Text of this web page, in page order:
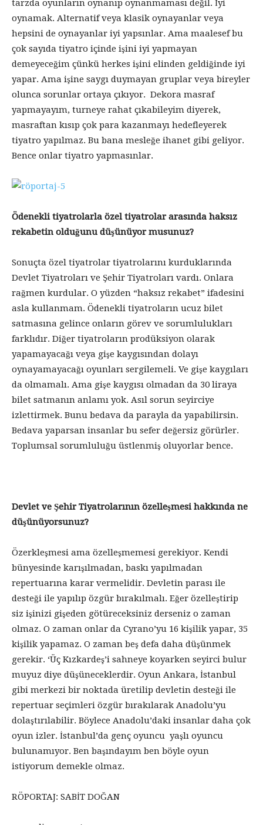
tarzda oyunların oynanıp oynanmaması değil. İyi
oynamak. Alternatif veya klasik oynayanlar veya
hepsini de oynayanlar iyi yapsınlar. Ama maalesef bu
çok sayıda tiyatro içinde işini iyi yapmayan
demeyeceğim çünkü herkes işini elinden geldiğinde iyi
yapar. Ama işine saygı duymayan gruplar veya bireyler
olunca sorunlar ortaya çıkıyor. Dekora masraf
yapmayayım, turneye rahat çıkabileyim diyerek,
masraftan kısıp çok para kazanmayı hedefleyerek
tiyatro yapılmaz. Bu bana mesleğe ihanet gibi geliyor.
Bence onlar tiyatro yapmasınlar.
Ödenekli tiyatrolarla özel tiyatrolar arasında haksız
rekabetin olduğunu düşünüyor musunuz?
Sonuçta özel tiyatrolar tiyatrolarını kurduklarında
Devlet Tiyatroları ve Şehir Tiyatroları vardı. Onlara
rağmen kurdular. O yüzden “haksız rekabet” ifadesini
asla kullanmam. Ödenekli tiyatroların ucuz bilet
satmasına gelince onların görev ve sorumlulukları
farklıdır. Diğer tiyatroların prodüksiyon olarak
yapamayacağı veya gişe kaygısından dolayı
oynayamayacağı oyunları sergilemeli. Ve gişe kaygıları
da olmamalı. Ama gişe kaygısı olmadan da 30 liraya
bilet satmanın anlamı yok. Asıl sorun seyirciye
izlettirmek. Bunu bedava da parayla da yapabilirsin.
Bedava yaparsan insanlar bu sefer değersiz görürler.
Toplumsal sorumluluğu üstlenmiş oluyorlar bence.
Devlet ve Şehir Tiyatrolarının özelleşmesi hakkında ne
düşünüyorsunuz?
Özerkleşmesi ama özelleşmemesi gerekiyor. Kendi
bünyesinde karışılmadan, baskı yapılmadan
repertuarına karar vermelidir. Devletin parası ile
desteği ile yapılıp özgür bırakılmalı. Eğer özelleştirip
siz işinizi gişeden götüreceksiniz derseniz o zaman
olmaz. O zaman onlar da Cyrano’yu 16 kişilik yapar, 35
kişilik yapamaz. O zaman beş defa daha düşünmek
gerekir. ‘Üç Kızkardeş’i sahneye koyarken seyirci bulur
muyuz diye düşüneceklerdir. Oyun Ankara, İstanbul
gibi merkezi bir noktada üretilip devletin desteği ile
repertuar seçimleri özgür bırakılarak Anadolu’yu
dolaştırılabilir. Böylece Anadolu’daki insanlar daha çok
oyun izler. İstanbul’da genç oyuncu yaşlı oyuncu
bulunamıyor. Ben başındayım ben böyle oyun
istiyorum demekle olmaz.
RÖPORTAJ: SABİT DOĞAN